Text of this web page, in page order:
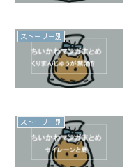
ストーリー別
ストーリー別